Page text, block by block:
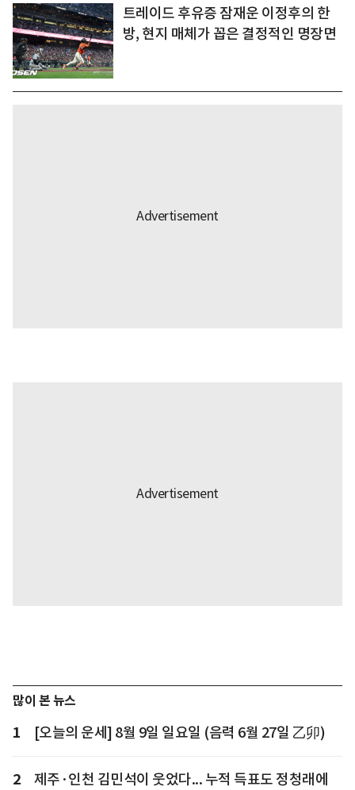
트레이드 후유증 잠재운 이정후의 한
방, 현지 매체가 꼽은 결정적인 명장면
많이 본 뉴스
1 [오늘의 운세] 8월 9일 일요일 (음력 6월 27일 乙卯)
2
제주·인천 김민석이 웃었다... 누적 득표도 정청래에